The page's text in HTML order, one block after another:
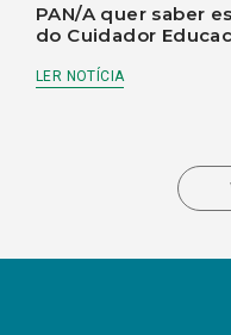
PAN/A quer saber
do Cuidador
LER NOTÍCIA